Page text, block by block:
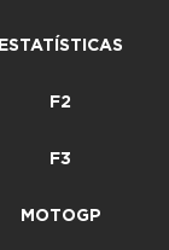
ESTATÍSTICAS
F2
F3
MOTOGP